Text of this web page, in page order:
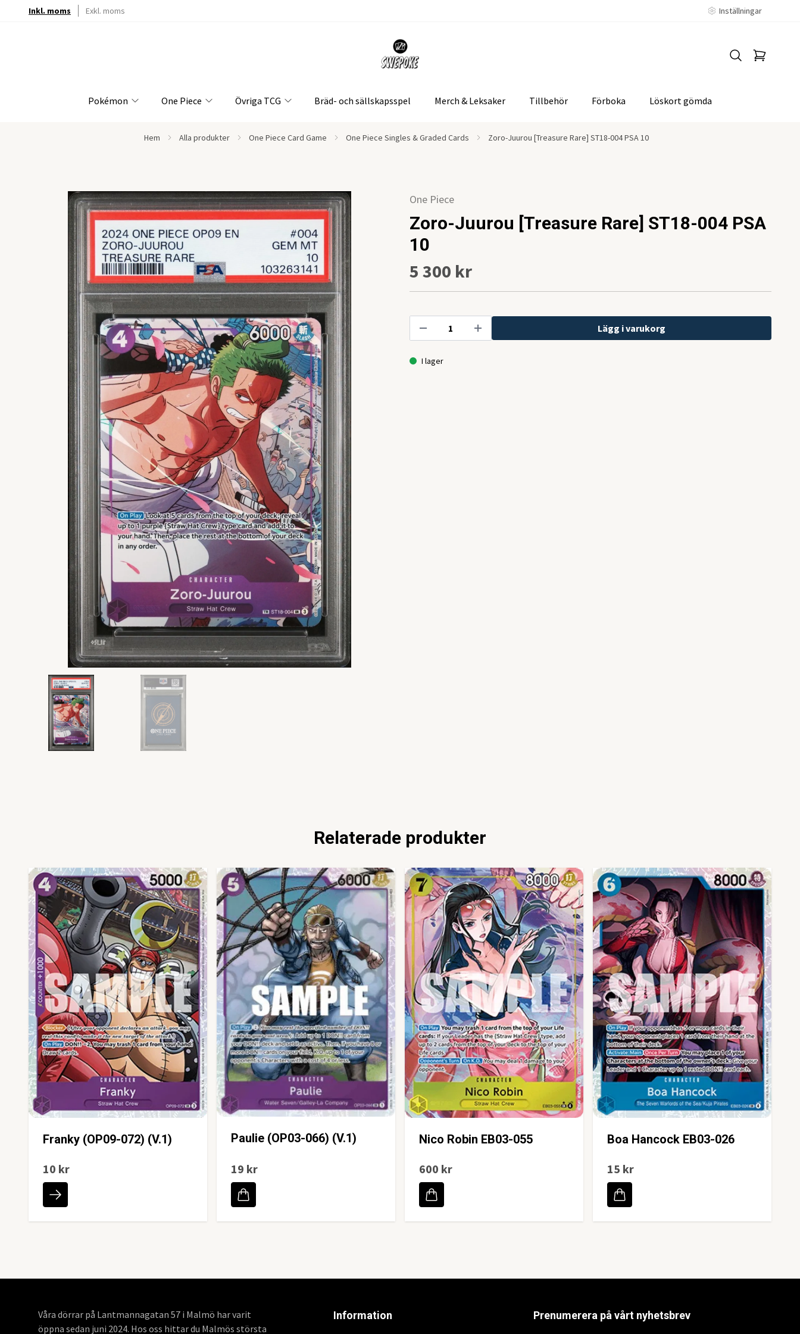
Inkl. moms Exkl. moms Inställningar
Pokémon One Piece Övriga TCG Bräd- och sällskapsspel Merch & Leksaker Tillbehör Förboka Löskort gömda
Hem Alla produkter One Piece Card Game One Piece Singles & Graded Cards Zoro-Juurou [Treasure Rare] ST18-004 PSA 10
One Piece
Zoro-Juurou [Treasure Rare] ST18-004 PSA
10
5 300 kr
Lägg i varukorg
I lager
Relaterade produkter
Franky (OP09-072) (V.1)
10 kr
Paulie (OP03-066) (V.1)
19 kr
Nico Robin EB03-055
600 kr
Boa Hancock EB03-026
15 kr
Våra dörrar på Lantmannagatan 57 i Malmö har varit
öppna sedan juni 2024. Hos oss hittar du Malmös största
Information Prenumerera på vårt nyhetsbrev